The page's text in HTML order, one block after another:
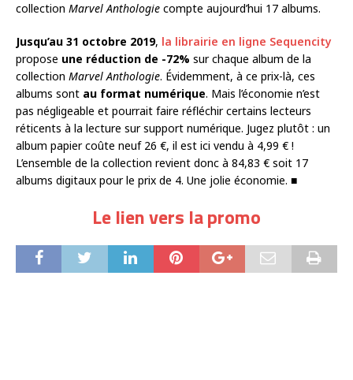
collection Marvel Anthologie compte aujourd’hui 17 albums.
Jusqu’au 31 octobre 2019, la librairie en ligne Sequencity
propose une réduction de -72% sur chaque album de la
collection Marvel Anthologie. Évidemment, à ce prix-là, ces
albums sont au format numérique. Mais l’économie n’est
pas négligeable et pourrait faire réfléchir certains lecteurs
réticents à la lecture sur support numérique. Jugez plutôt : un
album papier coûte neuf 26 €, il est ici vendu à 4,99 € !
L’ensemble de la collection revient donc à 84,83 € soit 17
albums digitaux pour le prix de 4. Une jolie économie. ■
Le lien vers la promo